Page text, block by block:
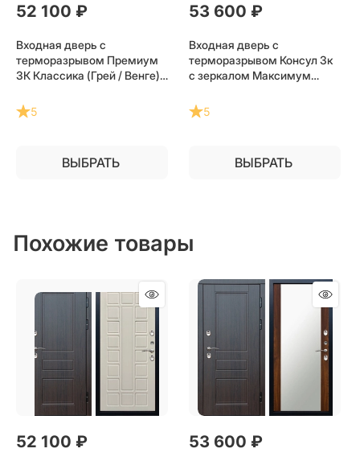
52 100 ₽
Входная дверь с
терморазрывом Премиум
3К Классика (Грей / Венге)
дома и дачи
5
ВЫБРАТЬ
53 600 ₽
Входная дверь с
терморазрывом Консул 3к
с зеркалом Максимум
частного загородного дома
и дачи
5
ВЫБРАТЬ
Похожие товары
52 100 ₽ 53 600 ₽